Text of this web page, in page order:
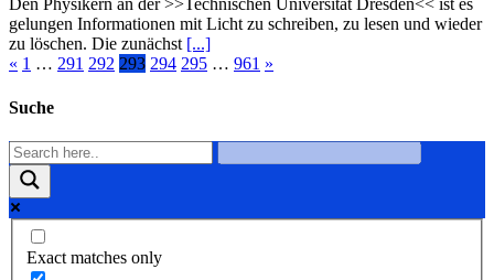
Den Physikern an der >>Technischen Universität Dresden<< ist es
gelungen Informationen mit Licht zu schreiben, zu lesen und wieder
zu löschen. Die zunächst [...]
« 1 … 291 292 293 294 295 … 961 »
Suche
Exact matches only